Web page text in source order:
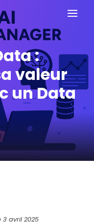
:
valeur
un Data
3 avril 2025